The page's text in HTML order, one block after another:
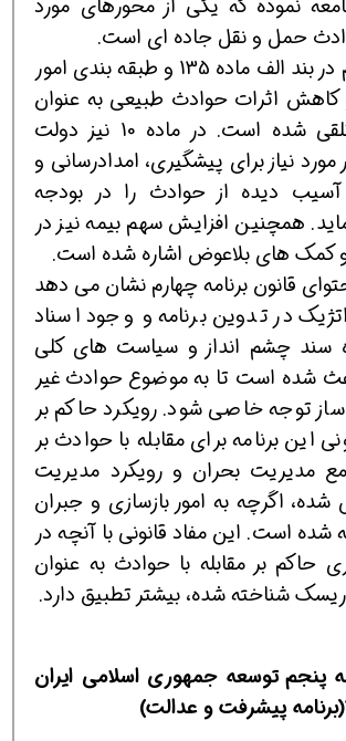
نموده كه یكی از محورهای مورد
حمل و نقل جاده ای است.
در فصل دوازدهم در بند الف ماده 135 و طبقه بندی امور
و كاهش اثرات حوادث طبیعی به عنوان
امور حاكمیتی تلقی شده است. در ماده 10 نیز دولت
مورد نیاز برای پیشگیری، امدادرسانی و
دیده از حوادث را در بودجه
همچنین افزایش سهم بیمه نیز در
كمك های بلاعوض اشاره شده است.
قانون برنامه چهارم نشان می دهد
در تدوین برنامه و وجود اسناد
سند چشم انداز و سیاست های كلی
شده است تا به موضوع حوادث غیر
ساز توجه خاصی شود. رویكرد حاكم بر
این برنامه برای مقابله با حوادث بر
مدیریت بحران و رویكرد مدیریت
اگرچه به امور بازسازی و جبران
شده است. این مفاد قانونی با آنچه در
حاكم بر مقابله با حوادث به عنوان
شناخته شده، بیشتر تطبیق دارد.
پنجم توسعه جمهوری اسلامی ایران